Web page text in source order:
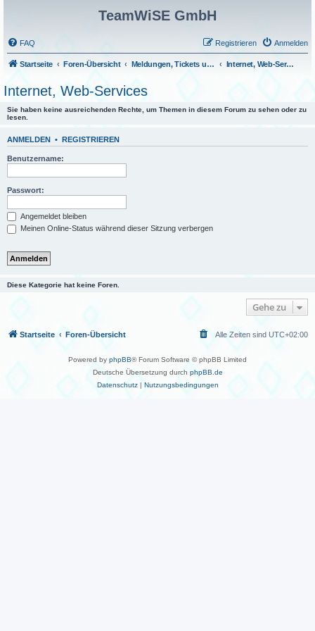
TeamWiSE GmbH
FAQ Anmelden
Registrieren
Startseite Foren-Übersicht Meldungen, Tickets und Fragen Internet, Web-Services
Internet, Web-Services
Sie haben keine ausreichenden Rechte, um Themen in diesem Forum zu sehen oder zu
lesen.
ANMELDEN • REGISTRIEREN
Benutzername:
Passwort:
Angemeldet bleiben
Meinen Online-Status während dieser Sitzung verbergen
Diese Kategorie hat keine Foren.
Gehe zu
Startseite Foren-Übersicht Alle Zeiten sind UTC+02:00
Powered by phpBB® Forum Software © phpBB Limited
Deutsche Übersetzung durch phpBB.de
Datenschutz| Nutzungsbedingungen